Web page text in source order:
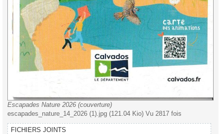
Escapades Nature 2026 (couverture)
escapades_nature_14_2026 (1).jpg (121.04 Kio) Vu 2817 fois
FICHIERS JOINTS